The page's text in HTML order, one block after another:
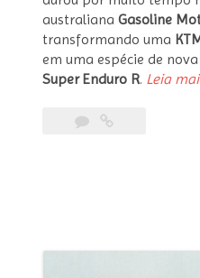
australiana Gasoline
transformando uma
em uma espécie de
Super Enduro R. Leia